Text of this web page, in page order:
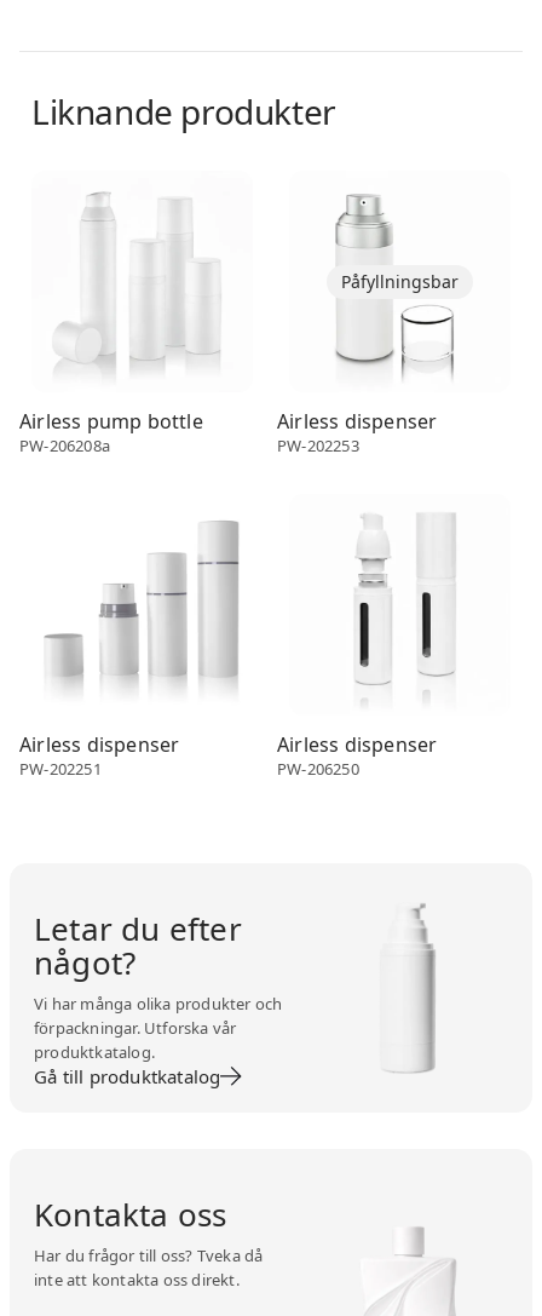
Liknande produkter
Airless pump bottle
PW-206208a
Påfyllningsbar
Airless dispenser
PW-202253
Airless dispenser
PW-202251
Airless dispenser
PW-206250
Letar du efter
något?
Vi har många olika produkter och
förpackningar. Utforska vår
produktkatalog.
Gå till produktkatalog
Kontakta oss
Har du frågor till oss? Tveka då
inte att kontakta oss direkt.